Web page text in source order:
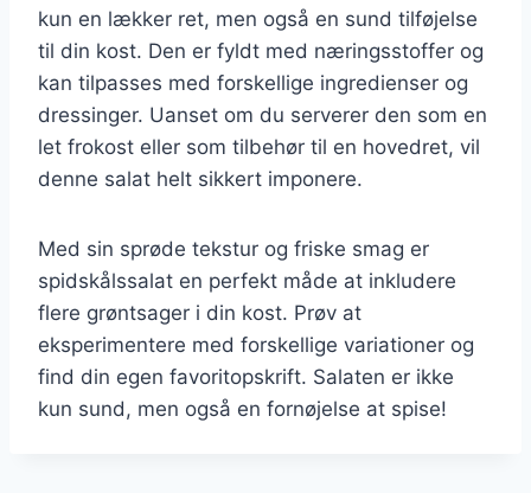
kun en lækker ret, men også en sund tilføjelse
til din kost. Den er fyldt med næringsstoffer og
kan tilpasses med forskellige ingredienser og
dressinger. Uanset om du serverer den som en
let frokost eller som tilbehør til en hovedret, vil
denne salat helt sikkert imponere.
Med sin sprøde tekstur og friske smag er
spidskålssalat en perfekt måde at inkludere
flere grøntsager i din kost. Prøv at
eksperimentere med forskellige variationer og
find din egen favoritopskrift. Salaten er ikke
kun sund, men også en fornøjelse at spise!